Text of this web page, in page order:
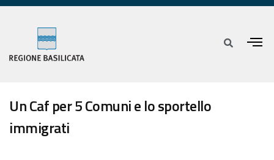
Un Caf per 5 Comuni e lo sportello
immigrati